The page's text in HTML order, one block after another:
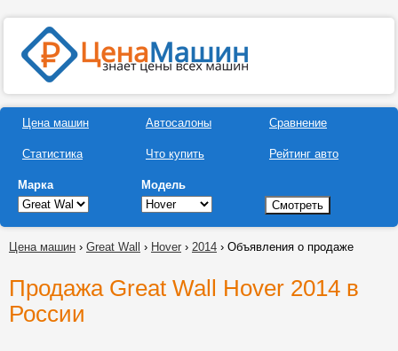
Цена машин
Статистика
Автосалоны
Что купить
Сравнение
Рейтинг авто
Марка Модель
Цена машин › Great Wall › Hover › 2014 › Объявления о продаже
Продажа Great Wall Hover 2014 в
России